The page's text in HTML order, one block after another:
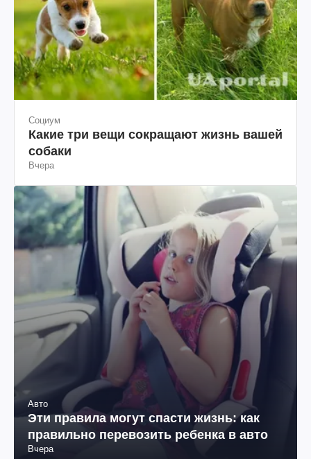
Социум
Какие три вещи сокращают жизнь вашей
собаки
Вчера
Авто
Эти правила могут спасти жизнь: как
правильно перевозить ребенка в авто
Вчера